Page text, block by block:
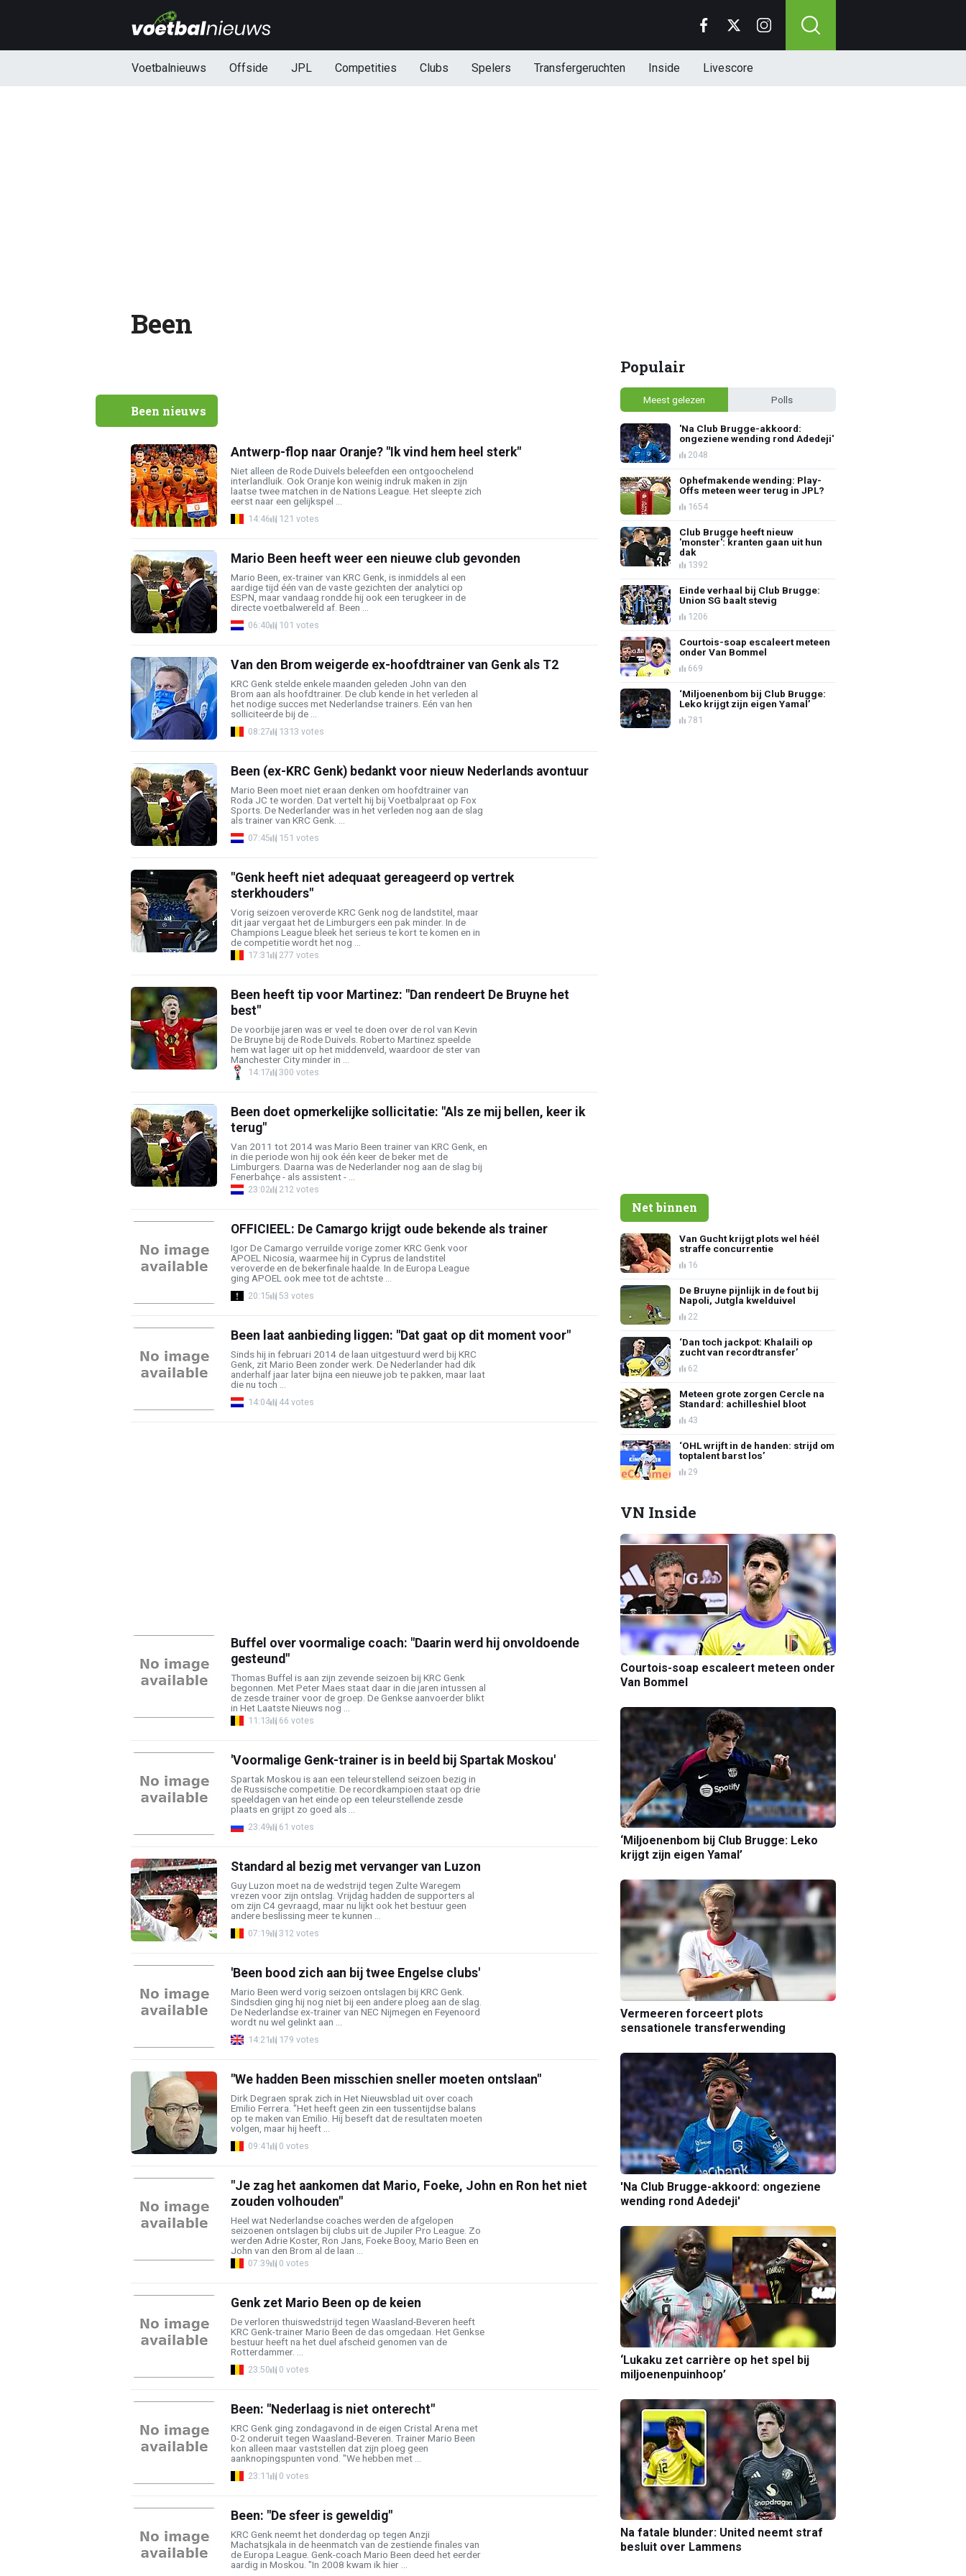
Voetbalnieuws Offside JPL Competities Clubs Spelers Transfergeruchten Inside Livescore
Been
Been nieuws
Antwerp-flop naar Oranje? "Ik vind hem heel sterk"
Niet alleen de Rode Duivels beleefden een ontgoochelend
interlandluik. Ook Oranje kon weinig indruk maken in zijn
laatse twee matchen in de Nations League. Het sleepte zich
eerst naar een gelijkspel ...
14:46 121 votes
Mario Been heeft weer een nieuwe club gevonden
Mario Been, ex-trainer van KRC Genk, is inmiddels al een
aardige tijd één van de vaste gezichten der analytici op
ESPN, maar vandaag rondde hij ook een terugkeer in de
directe voetbalwereld af. Been ...
06:40 101 votes
Van den Brom weigerde ex-hoofdtrainer van Genk als T2
KRC Genk stelde enkele maanden geleden John van den
Brom aan als hoofdtrainer. De club kende in het verleden al
het nodige succes met Nederlandse trainers. Eén van hen
solliciteerde bij de ...
08:27 1313 votes
Been (ex-KRC Genk) bedankt voor nieuw Nederlands avontuur
Mario Been moet niet eraan denken om hoofdtrainer van
Roda JC te worden. Dat vertelt hij bij Voetbalpraat op Fox
Sports. De Nederlander was in het verleden nog aan de slag
als trainer van KRC Genk. ...
07:45 151 votes
"Genk heeft niet adequaat gereageerd op vertrek
sterkhouders"
Vorig seizoen veroverde KRC Genk nog de landstitel, maar
dit jaar vergaat het de Limburgers een pak minder. In de
Champions League bleek het serieus te kort te komen en in
de competitie wordt het nog ...
17:31 277 votes
Been heeft tip voor Martinez: "Dan rendeert De Bruyne het
best"
De voorbije jaren was er veel te doen over de rol van Kevin
De Bruyne bij de Rode Duivels. Roberto Martinez speelde
hem wat lager uit op het middenveld, waardoor de ster van
Manchester City minder in ...
14:17 300 votes
Been doet opmerkelijke sollicitatie: "Als ze mij bellen, keer ik
terug"
Van 2011 tot 2014 was Mario Been trainer van KRC Genk, en
in die periode won hij ook één keer de beker met de
Limburgers. Daarna was de Nederlander nog aan de slag bij
Fenerbahçe - als assistent - ...
23:02 212 votes
OFFICIEEL: De Camargo krijgt oude bekende als trainer
Igor De Camargo verruilde vorige zomer KRC Genk voor
APOEL Nicosia, waarmee hij in Cyprus de landstitel
veroverde en de bekerfinale haalde. In de Europa League
ging APOEL ook mee tot de achtste ...
20:15 53 votes
Been laat aanbieding liggen: "Dat gaat op dit moment voor"
Sinds hij in februari 2014 de laan uitgestuurd werd bij KRC
Genk, zit Mario Been zonder werk. De Nederlander had dik
anderhalf jaar later bijna een nieuwe job te pakken, maar laat
die nu toch ...
14:04 44 votes
Buffel over voormalige coach: "Daarin werd hij onvoldoende
gesteund"
Thomas Buffel is aan zijn zevende seizoen bij KRC Genk
begonnen. Met Peter Maes staat daar in die jaren intussen al
de zesde trainer voor de groep. De Genkse aanvoerder blikt
in Het Laatste Nieuws nog ...
11:13 66 votes
'Voormalige Genk-trainer is in beeld bij Spartak Moskou'
Spartak Moskou is aan een teleurstellend seizoen bezig in
de Russische competitie. De recordkampioen staat op drie
speeldagen van het einde op een teleurstellende zesde
plaats en grijpt zo goed als ...
23:49 61 votes
Standard al bezig met vervanger van Luzon
Guy Luzon moet na de wedstrijd tegen Zulte Waregem
vrezen voor zijn ontslag. Vrijdag hadden de supporters al
om zijn C4 gevraagd, maar nu lijkt ook het bestuur geen
andere beslissing meer te kunnen ...
07:19 312 votes
'Been bood zich aan bij twee Engelse clubs'
Mario Been werd vorig seizoen ontslagen bij KRC Genk.
Sindsdien ging hij nog niet bij een andere ploeg aan de slag.
De Nederlandse ex-trainer van NEC Nijmegen en Feyenoord
wordt nu wel gelinkt aan ...
14:21 179 votes
"We hadden Been misschien sneller moeten ontslaan"
Dirk Degraen sprak zich in Het Nieuwsblad uit over coach
Emilio Ferrera. "Het heeft geen zin een tussentijdse balans
op te maken van Emilio. Hij beseft dat de resultaten moeten
volgen, maar hij heeft ...
09:41 0 votes
"Je zag het aankomen dat Mario, Foeke, John en Ron het niet
zouden volhouden"
Heel wat Nederlandse coaches werden de afgelopen
seizoenen ontslagen bij clubs uit de Jupiler Pro League. Zo
werden Adrie Koster, Ron Jans, Foeke Booy, Mario Been en
John van den Brom al de laan ...
07:39 0 votes
Genk zet Mario Been op de keien
De verloren thuiswedstrijd tegen Waasland-Beveren heeft
KRC Genk-trainer Mario Been de das omgedaan. Het Genkse
bestuur heeft na het duel afscheid genomen van de
Rotterdammer. ...
23:50 0 votes
Been: "Nederlaag is niet onterecht"
KRC Genk ging zondagavond in de eigen Cristal Arena met
0-2 onderuit tegen Waasland-Beveren. Trainer Mario Been
kon alleen maar vaststellen dat zijn ploeg geen
aanknopingspunten vond. "We hebben met ...
23:11 0 votes
Been: "De sfeer is geweldig"
KRC Genk neemt het donderdag op tegen Anzji
Machatsjkala in de heenmatch van de zestiende finales van
de Europa League. Genk-coach Mario Been deed het eerder
aardig in Moskou. "In 2008 kwam ik hier ...
Populair
Meest gelezen Polls
'Na Club Brugge-akkoord:
ongeziene wending rond Adedeji'
2048
Ophefmakende wending: Play-
Offs meteen weer terug in JPL?
1654
Club Brugge heeft nieuw
'monster': kranten gaan uit hun
dak
1392
Einde verhaal bij Club Brugge:
Union SG baalt stevig
1206
Courtois-soap escaleert meteen
onder Van Bommel
669
‘Miljoenenbom bij Club Brugge:
Leko krijgt zijn eigen Yamal’
781
Net binnen
Van Gucht krijgt plots wel héél
straffe concurrentie
16
De Bruyne pijnlijk in de fout bij
Napoli, Jutgla kwelduivel
22
‘Dan toch jackpot: Khalaili op
zucht van recordtransfer’
62
Meteen grote zorgen Cercle na
Standard: achilleshiel bloot
43
‘OHL wrijft in de handen: strijd om
toptalent barst los’
29
VN Inside
Courtois-soap escaleert meteen onder
Van Bommel
‘Miljoenenbom bij Club Brugge: Leko
krijgt zijn eigen Yamal’
Vermeeren forceert plots
sensationele transferwending
'Na Club Brugge-akkoord: ongeziene
wending rond Adedeji'
‘Lukaku zet carrière op het spel bij
miljoenenpuinhoop’
Na fatale blunder: United neemt straf
besluit over Lammens